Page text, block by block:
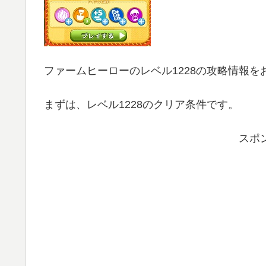
ファームヒーローのレベル1228の攻略情報を
まずは、レベル1228のクリア条件です。
スポ